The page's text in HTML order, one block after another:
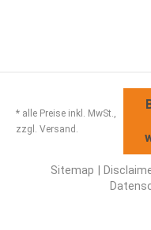
* alle Preise inkl. MwSt.,
zzgl. Versand.
Sitemap